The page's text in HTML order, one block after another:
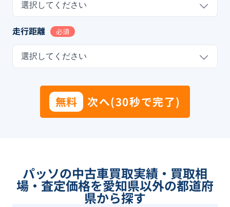
選択してください
走行距離 必須
選択してください
無料 次へ(30秒で完了)
パッソの中古車買取実績・買取相
場・査定価格を愛知県以外の都道府
県から探す